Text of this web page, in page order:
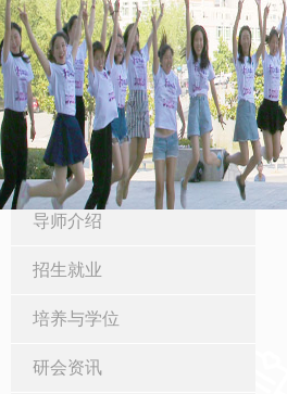
栏目导航
导师介绍
招生就业
培养与学位
研会资讯